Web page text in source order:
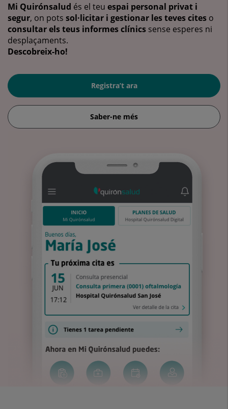
Mi Quirónsalud és el teu espai personal privat i
segur, on pots sol·licitar i gestionar les teves cites o
consultar els teus informes clínics sense esperes ni
desplaçaments.
Descobreix-ho!
Registra’t ara
Saber-ne més